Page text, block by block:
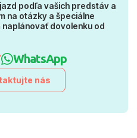
podľa vašich predstáv a
na otázky a špeciálne
dovolenku od
WhatsApp
nás